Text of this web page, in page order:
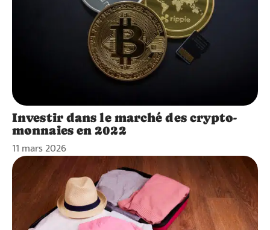
Investir dans le marché des crypto-
monnaies en 2022
11 mars 2026